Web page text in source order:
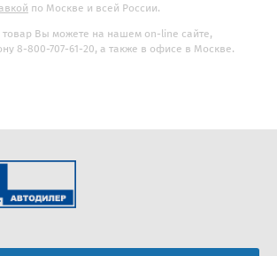
по Москве и всей России.
Вы можете на нашем on-line сайте,
8-800-707-61-20, а также в офисе в Москве.